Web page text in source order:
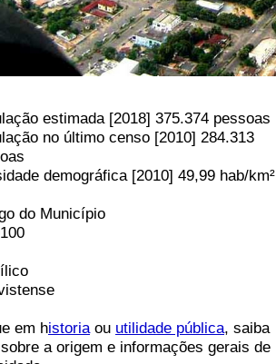
estimada [2018] 375.374 pessoas
no último censo [2010] 284.313
demográfica [2010] 49,99 hab/km²
do Município
em historiaou utilidade pública, saiba
a origem e informações gerais de